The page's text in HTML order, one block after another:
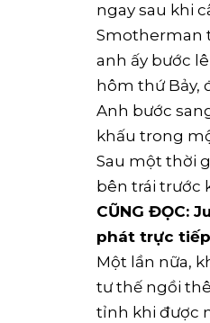
ngay sau khi
Smotherman
anh ấy bước
hôm thứ Bảy,
Anh bước
khấu trong
Sau một thời
bên trái trước
CŨNG ĐỌC:
phát trực
Một lần nữa,
tư thế ngồi
tỉnh khi được